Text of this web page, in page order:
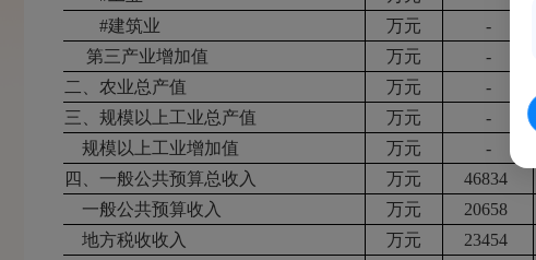
#建筑业
万元 -
第三产业增加值
万元 -
二、农业总产值
万元 -
三、规模以上工业总产值
万元 -
规模以上工业增加值 万元 -
四、一般公共预算总收入
万元 46834
一般公共预算收入
万元 20658
地方税收收入
万元 23454